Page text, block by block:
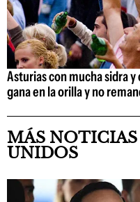
Asturias con mucha sidra
gana en la orilla y no
MÁS NOTICIAS
UNIDOS